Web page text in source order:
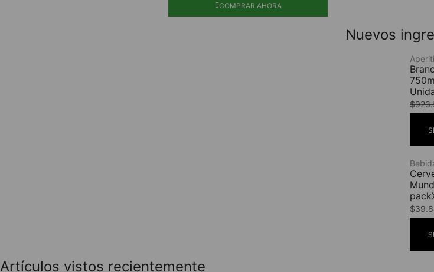
COMPRAR AHORA
Nuevos
$
$
Artículos vistos recientemente